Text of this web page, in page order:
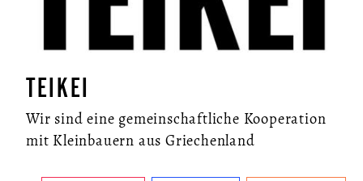
TEIKEI
Wir sind eine gemeinschaftliche Kooperation
mit Kleinbauern aus Griechenland